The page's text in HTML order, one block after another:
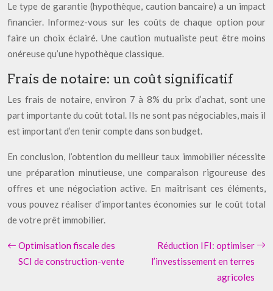
Le type de garantie (hypothèque, caution bancaire) a un impact
financier. Informez-vous sur les coûts de chaque option pour
faire un choix éclairé. Une caution mutualiste peut être moins
onéreuse qu’une hypothèque classique.
Frais de notaire: un coût significatif
Les frais de notaire, environ 7 à 8% du prix d’achat, sont une
part importante du coût total. Ils ne sont pas négociables, mais il
est important d’en tenir compte dans son budget.
En conclusion, l’obtention du meilleur taux immobilier nécessite
une préparation minutieuse, une comparaison rigoureuse des
offres et une négociation active. En maîtrisant ces éléments,
vous pouvez réaliser d’importantes économies sur le coût total
de votre prêt immobilier.
Optimisation fiscale des
SCI de construction-vente
Réduction IFI: optimiser
l’investissement en terres
agricoles